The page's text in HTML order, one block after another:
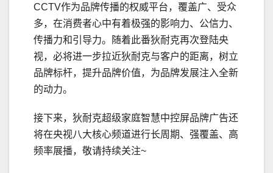
CCTV作为品牌传播的权威平台，覆盖广、受众
多，在消费者心中有着极强的影响力、公信力、
传播力和引导力。随着此番狄耐克再次登陆央
视，必将进一步拉近狄耐克与客户的距离，树立
品牌标杆，提升品牌价值，为品牌发展注入全新
的动力。
接下来，狄耐克超级家庭智慧中控屏品牌广告还
将在央视八大核心频道进行长周期、强覆盖、高
频率展播，敬请持续关注~